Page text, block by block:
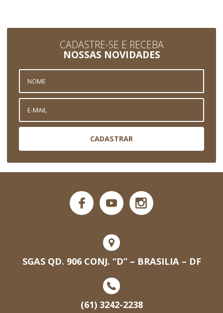
CADASTRE-SE E RECEBA
NOSSAS NOVIDADES
CADASTRAR
SGAS QD. 906 CONJ. “D” – BRASILIA – DF
(61) 3242-2238